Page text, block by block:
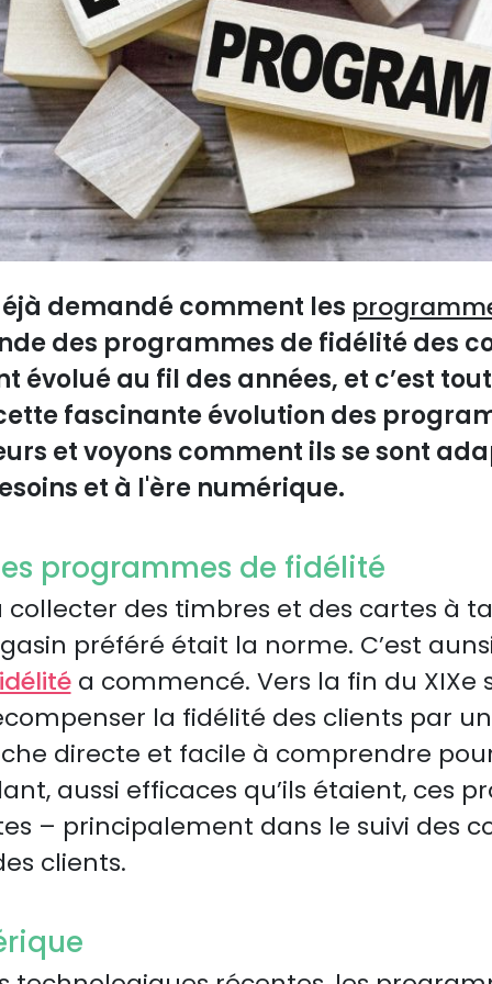
demandé comment les
des programmes de fidélité des
évolué au fil des années, et c’est
fascinante évolution des
et voyons comment ils se sont
et à l'ère numérique.
programmes de fidélité
des timbres et des cartes à
préféré était la norme. C’est
a commencé. Vers la fin du XIXe
la fidélité des clients par
directe et facile à comprendre
aussi efficaces qu’ils étaient, ces
– principalement dans le suivi des
clients.